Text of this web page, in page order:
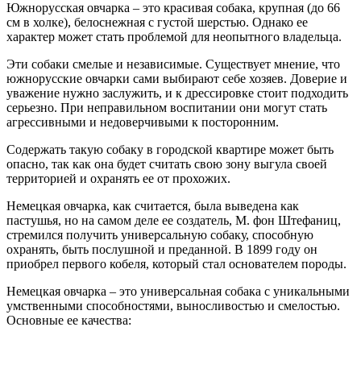
Южнорусская овчарка – это красивая собака, крупная (до 66
см в холке), белоснежная с густой шерстью. Однако ее
характер может стать проблемой для неопытного владельца.
Эти собаки смелые и независимые. Существует мнение, что
южнорусские овчарки сами выбирают себе хозяев. Доверие и
уважение нужно заслужить, и к дрессировке стоит подходить
серьезно. При неправильном воспитании они могут стать
агрессивными и недоверчивыми к посторонним.
Содержать такую собаку в городской квартире может быть
опасно, так как она будет считать свою зону выгула своей
территорией и охранять ее от прохожих.
Немецкая овчарка, как считается, была выведена как
пастушья, но на самом деле ее создатель, М. фон Штефаниц,
стремился получить универсальную собаку, способную
охранять, быть послушной и преданной. В 1899 году он
приобрел первого кобеля, который стал основателем породы.
Немецкая овчарка – это универсальная собака с уникальными
умственными способностями, выносливостью и смелостью.
Основные ее качества: